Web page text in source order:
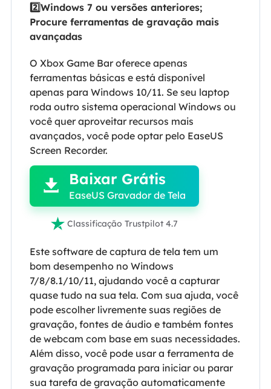
2️⃣Windows 7 ou versões anteriores;
Procure ferramentas de gravação mais
avançadas
O Xbox Game Bar oferece apenas
ferramentas básicas e está disponível
apenas para Windows 10/11. Se seu laptop
roda outro sistema operacional Windows ou
você quer aproveitar recursos mais
avançados, você pode optar pelo EaseUS
Screen Recorder.

 Baixar Grátis
EaseUS Gravador de Tela
 Classificação Trustpilot 4.7
Este software de captura de tela tem um
bom desempenho no Windows
7/8/8.1/10/11, ajudando você a capturar
quase tudo na sua tela. Com sua ajuda, você
pode escolher livremente suas regiões de
gravação, fontes de áudio e também fontes
de webcam com base em suas necessidades.
Além disso, você pode usar a ferramenta de
gravação programada para iniciar ou parar
sua tarefa de gravação automaticamente